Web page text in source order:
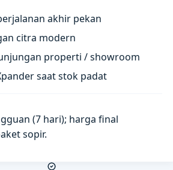
akhir pekan
citra modern
properti / showroom
saat stok padat
(7 hari); harga final
sopir.